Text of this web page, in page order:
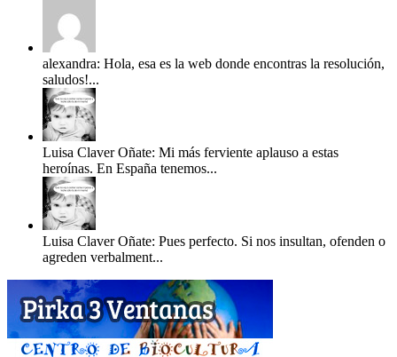
alexandra: Hola, esa es la web donde encontras la resolución,
saludos!...
Luisa Claver Oñate: Mi más ferviente aplauso a estas
heroínas. En España tenemos...
Luisa Claver Oñate: Pues perfecto. Si nos insultan, ofenden o
agreden verbalment...